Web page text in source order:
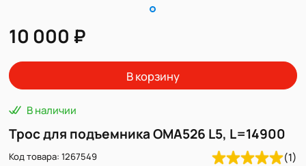
10 000 ₽
В корзину
В наличии
Трос для подъемника ОМА526 L5, L=14900
Код товара: 1267549 (1)